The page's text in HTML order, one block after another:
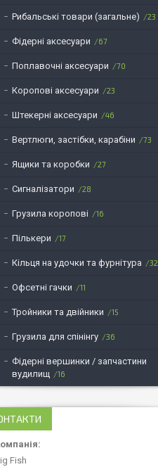
Рибальські товари (загальне) 23
Фідерні аксесуари 67
Поплавочні аксесуари 70
Коропові аксесуари 23
Штекерні аксесуари 46
Вертлюги, застібки, карабіни 73
Ящики та коробки 27
Сигналізатори 28
Грузила коропові 16
Пількери 17
Кільця на удочки та фурнітура 32
Офсетні гачки 11
Тройники та двійники 15
Грузила для спінінгу 36
Фідерні вершинки / запчастини
вудилищ
16
Fish